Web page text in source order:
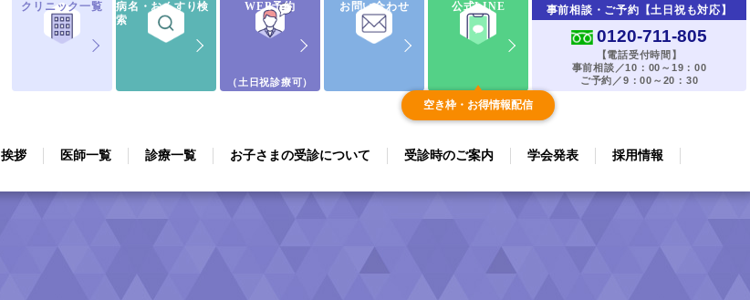
挨拶 医師一覧 診療一覧 お子さまの受診について 受診時のご案内 学会発表 採用情報
クリニック一覧
病名・おくすり検
索
WEB予約
（土日祝診療可）
お問い合わせ 公式LINE
空き枠・お得情報配信
事前相談・ご予約【土日祝も対応】
0120-711-805
【電話受付時間】
事前相談／10：00～19：00
ご予約／9：00～20：30